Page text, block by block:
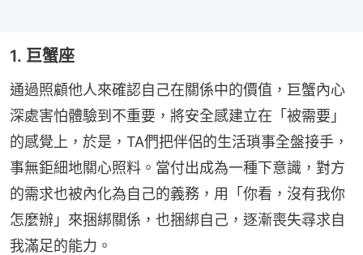
1. 巨蟹座
通過照顧他人來確認自己在關係中的價值，巨蟹內心
深處害怕體驗到不重要，將安全感建立在「被需要」
的感覺上，於是，TA們把伴侶的生活瑣事全盤接手，
事無鉅細地關心照料。當付出成為一種下意識，對方
的需求也被內化為自己的義務，用「你看，沒有我你
怎麼辦」來捆綁關係，也捆綁自己，逐漸喪失尋求自
我滿足的能力。